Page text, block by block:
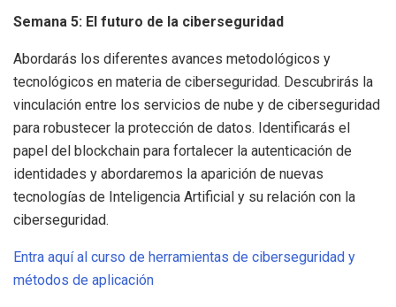
Semana 5: El futuro de la ciberseguridad
Abordarás los diferentes avances metodológicos y
tecnológicos en materia de ciberseguridad. Descubrirás la
vinculación entre los servicios de nube y de ciberseguridad
para robustecer la protección de datos. Identificarás el
papel del blockchain para fortalecer la autenticación de
identidades y abordaremos la aparición de nuevas
tecnologías de Inteligencia Artificial y su relación con la
ciberseguridad.
Entra aquí al curso de herramientas de ciberseguridad y
métodos de aplicación